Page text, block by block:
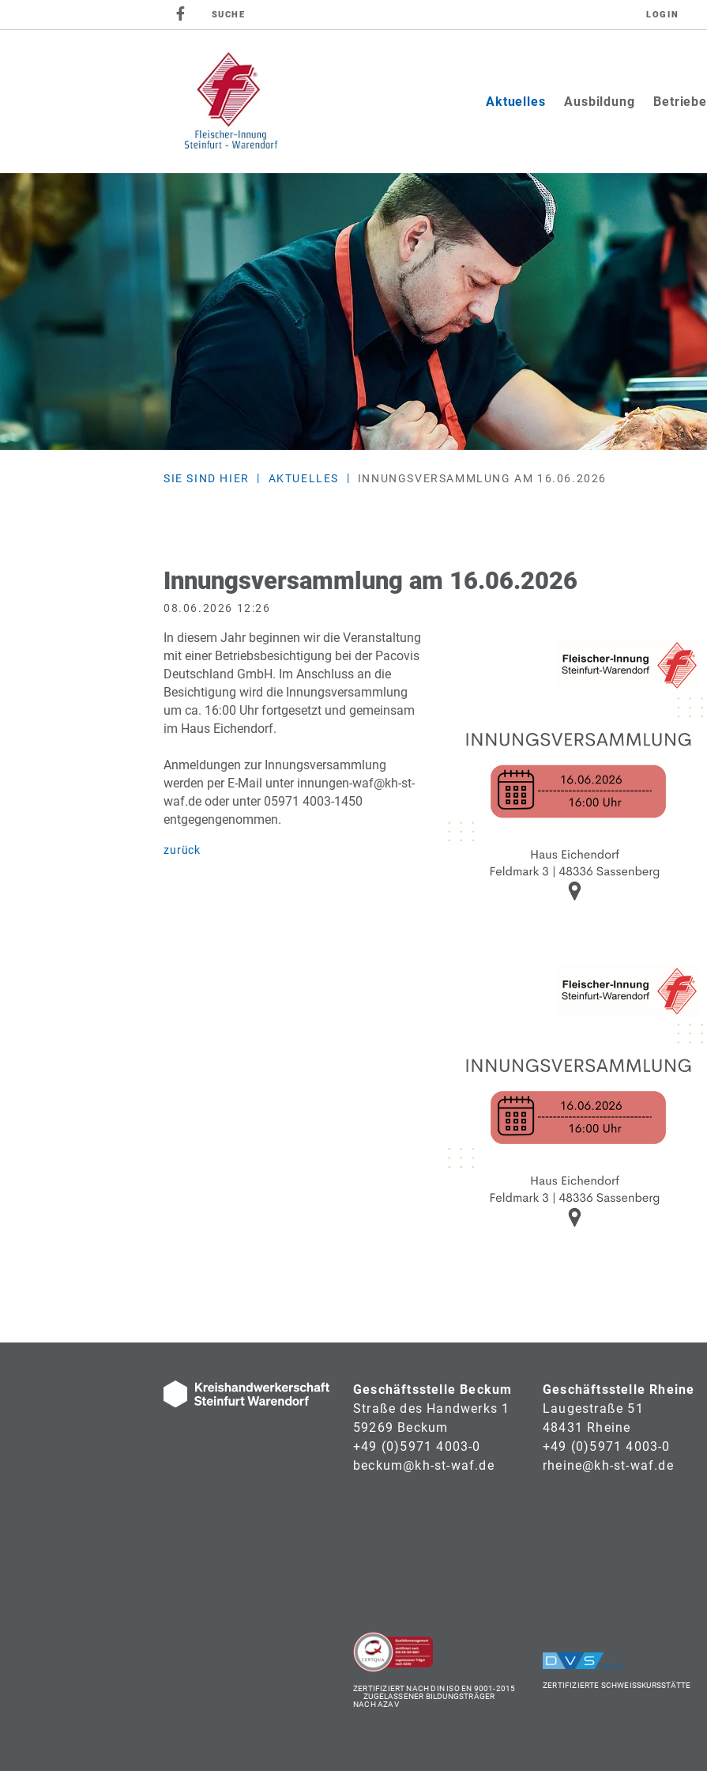
SUCHE LOGIN
Aktuelles(current)
Ausbildung Betriebe
SIE SIND HIER AKTUELLES INNUNGSVERSAMMLUNG AM 16.06.2026
Innungsversammlung am 16.06.2026
08.06.2026 12:26
In diesem Jahr beginnen wir die Veranstaltung
mit einer Betriebsbesichtigung bei der Pacovis
Deutschland GmbH. Im Anschluss an die
Besichtigung wird die Innungsversammlung
um ca. 16:00 Uhr fortgesetzt und gemeinsam
im Haus Eichendorf.
Anmeldungen zur Innungsversammlung
werden per E-Mail unter innungen-waf@kh-st-
waf.de oder unter 05971 4003-1450
entgegengenommen.
zurück
Geschäftsstelle Beckum
Straße des Handwerks 1
59269 Beckum
+49 (0)5971 4003-0
beckum@kh-st-waf.de
Geschäftsstelle Rheine
Laugestraße 51
48431 Rheine
+49 (0)5971 4003-0
rheine@kh-st-waf.de
ZERTIFIZIERT NACH DIN ISO EN 9001-2015
ZUGELASSENER BILDUNGSTRÄGER
NACH AZAV
ZERTIFIZIERTE SCHWEISSKURSSTÄTTE